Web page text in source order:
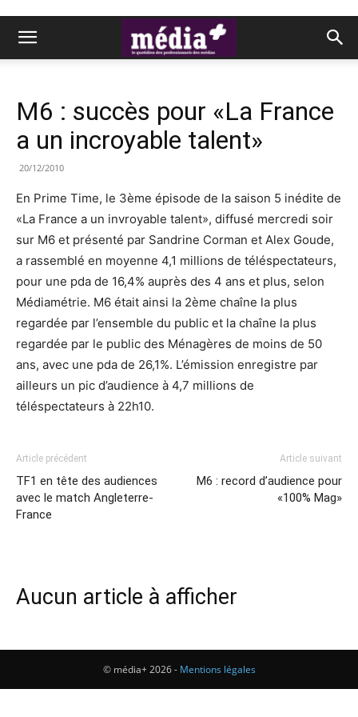
M6 : succès pour «La France
a un incroyable talent»
20/12/2010
En Prime Time, le 3ème épisode de la saison 5 inédite de
«La France a un invroyable talent», diffusé mercredi soir
sur M6 et présenté par Sandrine Corman et Alex Goude,
a rassemblé en moyenne 4,1 millions de téléspectateurs,
pour une pda de 16,4% auprès des 4 ans et plus, selon
Médiamétrie. M6 était ainsi la 2ème chaîne la plus
regardée par l’ensemble du public et la chaîne la plus
regardée par le public des Ménagères de moins de 50
ans, avec une pda de 26,1%. L’émission enregistre par
ailleurs un pic d’audience à 4,7 millions de
téléspectateurs à 22h10.
Article précédent
TF1 en tête des audiences
avec le match Angleterre-
France
Article suivant
M6 : record d’audience pour
«100% Mag»
Aucun article à afficher
© média+ 2026 - Mentions légales